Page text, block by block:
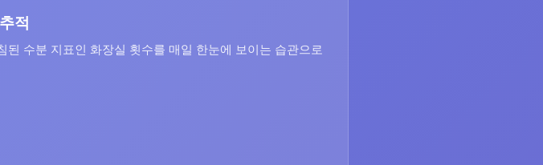
적
된 수분 지표인 화장실 횟수를 매일 한눈에 보이는 습관으로